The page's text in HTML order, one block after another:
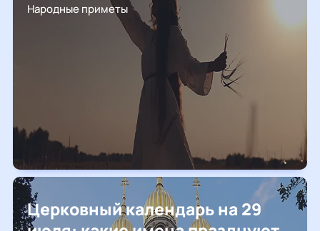
Народные приметы
Церковный календарь на 29